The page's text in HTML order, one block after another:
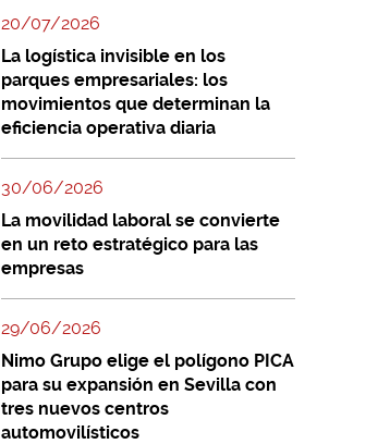
20/07/2026
La logística invisible en los
parques empresariales: los
movimientos que determinan la
eficiencia operativa diaria
30/06/2026
La movilidad laboral se convierte
en un reto estratégico para las
empresas
29/06/2026
Nimo Grupo elige el polígono PICA
para su expansión en Sevilla con
tres nuevos centros
automovilísticos